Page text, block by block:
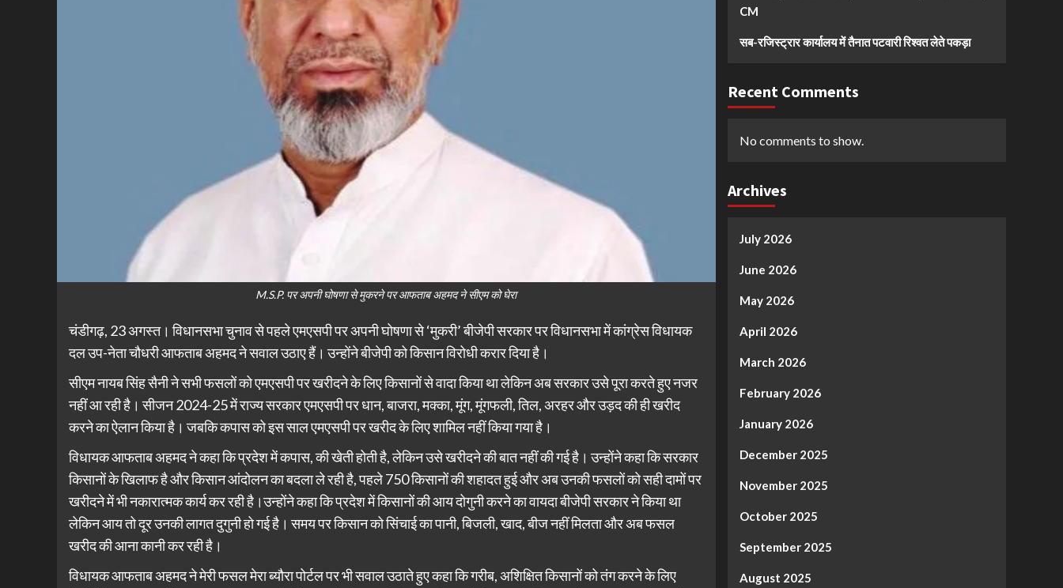
M.S.P. पर अपनी घोषणा से मुकरने पर आफताब अहमद ने सीएम को घेरा
चंडीगढ़, 23 अगस्त। विधानसभा चुनाव से पहले एमएसपी पर अपनी घोषणा से ‘मुकरी’ बीजेपी सरकार पर विधानसभा में कांग्रेस विधायक
दल उप-नेता चौधरी आफताब अहमद ने सवाल उठाए हैं। उन्होंने बीजेपी को किसान विरोधी करार दिया है।
सीएम नायब स‍िंह सैनी ने सभी फसलों को एमएसपी पर खरीदने के ल‍िए क‍िसानों से वादा क‍िया था लेक‍िन अब सरकार उसे पूरा करते हुए नजर
नहीं आ रही है। सीजन 2024-25 में राज्य सरकार एमएसपी पर धान, बाजरा, मक्का, मूंग, मूंगफली, तिल, अरहर और उड़द की ही खरीद
करने का ऐलान क‍िया है। जबकि कपास को इस साल एमएसपी पर खरीद के लिए शामिल नहीं किया गया है।
विधायक आफताब अहमद ने कहा कि प्रदेश में कपास, की खेती होती है, लेकिन उसे खरीदने की बात नहीं की गई है। उन्होंने कहा कि सरकार
किसानों के खिलाफ है और किसान आंदोलन का बदला ले रही है, पहले 750 किसानों की शहादत हुई और अब उनकी फसलों को सही दामों पर
खरीदने में भी नकारात्मक कार्य कर रही है।उन्होंने कहा कि प्रदेश में किसानों की आय दोगुनी करने का वायदा बीजेपी सरकार ने किया था
लेकिन आय तो दूर उनकी लागत दुगुनी हो गई है। समय पर किसान को सिंचाई का पानी, बिजली, खाद, बीज नहीं मिलता और अब फसल
खरीद की आना कानी कर रही है।
विधायक आफताब अहमद ने मेरी फसल मेरा ब्यौरा पोर्टल पर भी सवाल उठाते हुए कहा कि गरीब, अशिक्षित किसानों को तंग करने के लिए
CM
सब-रजिस्ट्रार कार्यालय में तैनात पटवारी रिश्वत लेते पकड़ा
Recent Comments
No comments to show.
Archives
July 2026
June 2026
May 2026
April 2026
March 2026
February 2026
January 2026
December 2025
November 2025
October 2025
September 2025
August 2025